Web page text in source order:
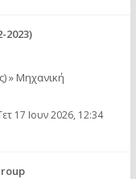
2023)
» Μηχανική
17 Ιουν 2026, 12:34